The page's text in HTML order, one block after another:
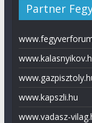
Partner
www.kapszli.hu
www.vadasz-